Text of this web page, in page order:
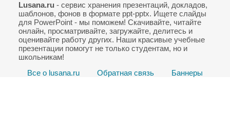
Lusana.ru - сервис хранения презентаций, докладов,
шаблонов, фонов в формате ppt-pptx. Ищете слайды
для PowerPoint - мы поможем! Скачивайте, читайте
онлайн, просматривайте, загружайте, делитесь и
оценивайте работу других. Наши красивые учебные
презентации помогут не только студентам, но и
школьникам!
Все о lusana.ru
Обратная связь Баннеры